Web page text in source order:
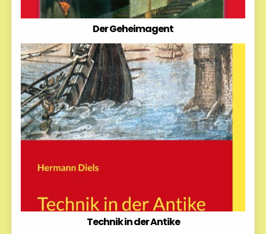
Der Geheimagent
Technik in der Antike